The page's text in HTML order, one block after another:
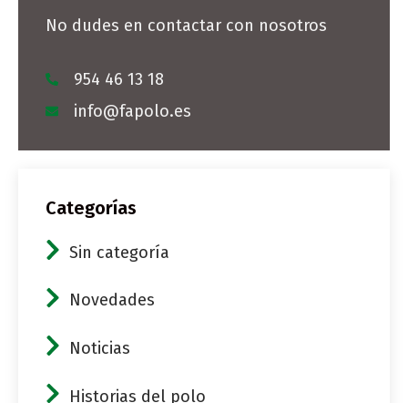
No dudes en contactar con nosotros
954 46 13 18
info@fapolo.es
Categorías
Sin categoría
Novedades
Noticias
Historias del polo